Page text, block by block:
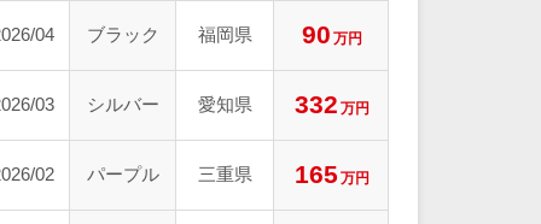
04 ブラック 福岡県 90 万円
03 シルバー 愛知県 332 万円
02 パープル 三重県 165 万円